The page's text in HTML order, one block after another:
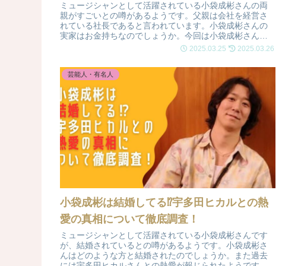
ミュージシャンとして活躍されている小袋成彬さんの両
親がすごいとの噂があるようです。父親は会社を経営さ
れている社長であると言われています。小袋成彬さんの
実家はお金持ちなのでしょうか。今回は小袋成彬さんの
両親について詳しく調査しました。2025.03.25 2025.03.26
芸能人・有名人
小袋成彬は結婚してる⁉宇多田ヒカルとの熱
愛の真相について徹底調査！
ミュージシャンとして活躍されている小袋成彬さんです
が、結婚されているとの噂があるようです。小袋成彬さ
んはどのような方と結婚されたのでしょうか。また過去